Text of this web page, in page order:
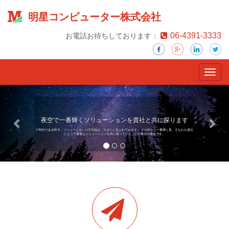
明星コンピューター株式会社
お電話お待ちしております： 06-4391-3333
夜空で一番輝くソリューションを貴社と共に探ります
IT時代である昨今、ソリューションの方法論は、ちまたにあふれています。 その中から一番輝く星、すなわち貴社
にとって最適なソリューションを共に探っていくことが弊社の使命です。
Previous